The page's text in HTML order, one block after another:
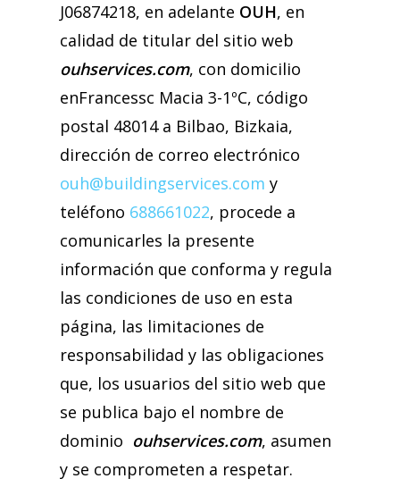
J06874218, en adelante OUH, en
calidad de titular del sitio web
ouhservices.com, con domicilio
enFrancessc Macia 3-1ºC, código
postal 48014 a Bilbao, Bizkaia,
dirección de correo electrónico
ouh@buildingservices.com y
teléfono 688661022, procede a
comunicarles la presente
información que conforma y regula
las condiciones de uso en esta
página, las limitaciones de
responsabilidad y las obligaciones
que, los usuarios del sitio web que
se publica bajo el nombre de
dominio ouhservices.com, asumen
y se comprometen a respetar.